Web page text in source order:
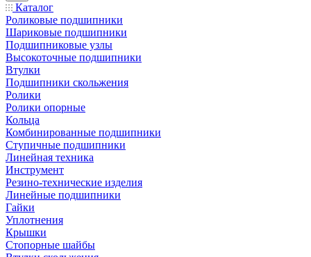
Каталог
Роликовые подшипники
Шариковые подшипники
Подшипниковые узлы
Высокоточные подшипники
Втулки
Подшипники скольжения
Ролики
Ролики опорные
Кольца
Комбинированные подшипники
Ступичные подшипники
Линейная техника
Инструмент
Резино-технические изделия
Линейные подшипники
Гайки
Уплотнения
Крышки
Стопорные шайбы